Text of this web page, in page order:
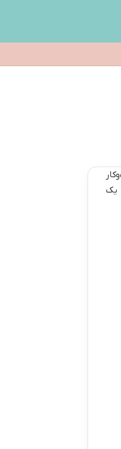
یک